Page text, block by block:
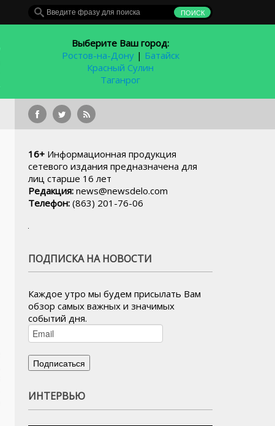
Выберите Ваш город:
Ростов-на-Дону| Батайск
Красный Сулин
Таганрог
16+ Информационная продукция
сетевого издания предназначена для
лиц старше 16 лет
Редакция: news@newsdelo.com
Телефон: (863) 201-76-06
ПОДПИСКА НА НОВОСТИ
Каждое утро мы будем присылать Вам
обзор самых важных и значимых
событий дня.
ИНТЕРВЬЮ